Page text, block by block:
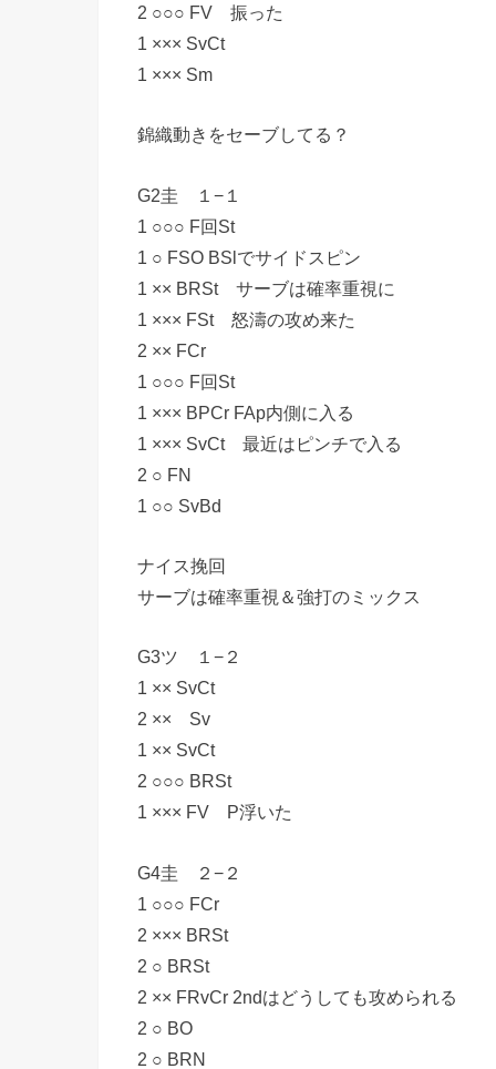
2 ○○○ FV 振った
1 ××× SvCt
1 ××× Sm
錦織動きをセーブしてる？
G2圭 １−１
1 ○○○ F回St
1 ○ FSO BSlでサイドスピン
1 ×× BRSt サーブは確率重視に
1 ××× FSt 怒濤の攻め来た
2 ×× FCr
1 ○○○ F回St
1 ××× BPCr FAp内側に入る
1 ××× SvCt 最近はピンチで入る
2 ○ FN
1 ○○ SvBd
ナイス挽回
サーブは確率重視＆強打のミックス
G3ツ １−２
1 ×× SvCt
2 ×× Sv
1 ×× SvCt
2 ○○○ BRSt
1 ××× FV P浮いた
G4圭 ２−２
1 ○○○ FCr
2 ××× BRSt
2 ○ BRSt
2 ×× FRvCr 2ndはどうしても攻められる
2 ○ BO
2 ○ BRN